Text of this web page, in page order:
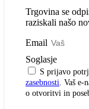
Trgovina se
raziskali našo
Email
Soglasje
S prijavo
zasebnosti . Vaš
o otvoritvi in